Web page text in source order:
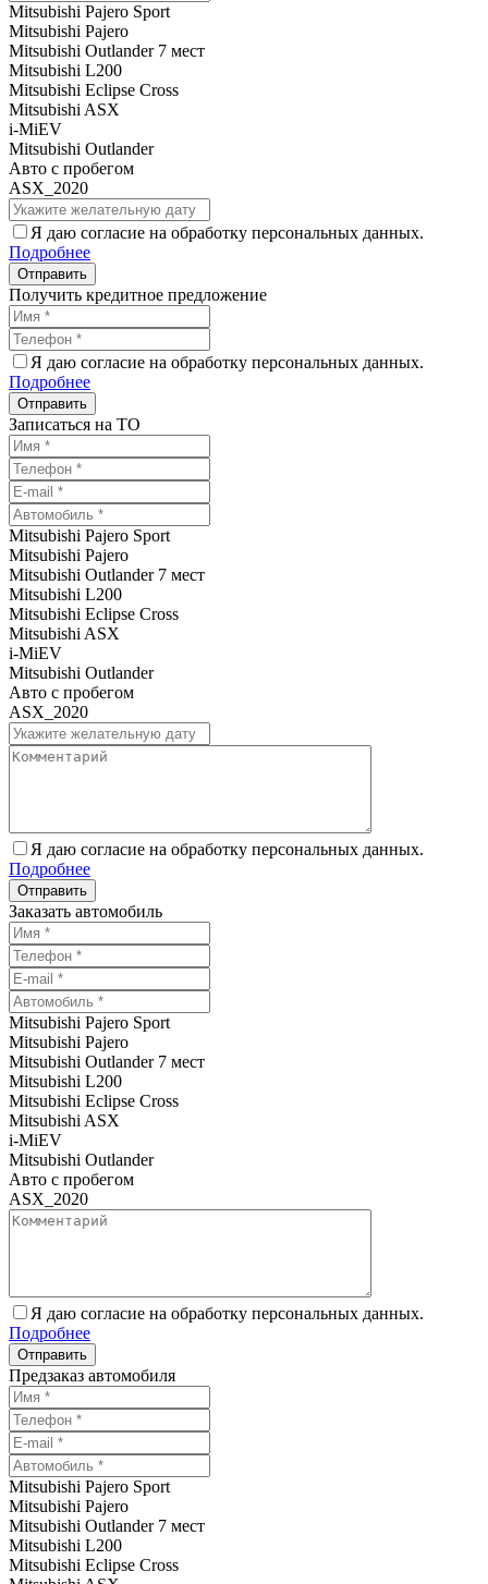
Mitsubishi Pajero Sport
Mitsubishi Pajero
Mitsubishi Outlander 7 мест
Mitsubishi L200
Mitsubishi Eclipse Cross
Mitsubishi ASX
i-MiEV
Mitsubishi Outlander
Авто с пробегом
ASX_2020
Я даю согласие на обработку персональных данных.
Подробнее
Получить кредитное предложение
Я даю согласие на обработку персональных данных.
Подробнее
Записаться на ТО
Mitsubishi Pajero Sport
Mitsubishi Pajero
Mitsubishi Outlander 7 мест
Mitsubishi L200
Mitsubishi Eclipse Cross
Mitsubishi ASX
i-MiEV
Mitsubishi Outlander
Авто с пробегом
ASX_2020
Я даю согласие на обработку персональных данных.
Подробнее
Заказать автомобиль
Mitsubishi Pajero Sport
Mitsubishi Pajero
Mitsubishi Outlander 7 мест
Mitsubishi L200
Mitsubishi Eclipse Cross
Mitsubishi ASX
i-MiEV
Mitsubishi Outlander
Авто с пробегом
ASX_2020
Я даю согласие на обработку персональных данных.
Подробнее
Предзаказ автомобиля
Mitsubishi Pajero Sport
Mitsubishi Pajero
Mitsubishi Outlander 7 мест
Mitsubishi L200
Mitsubishi Eclipse Cross